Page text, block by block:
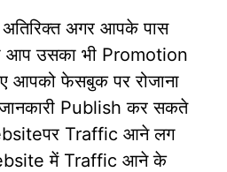
अगर आपके पास
आप उसका भी Promotion
आपको फेसबुक पर रोजाना
Publish कर सकते
Traffic आने लग
में Traffic आने के